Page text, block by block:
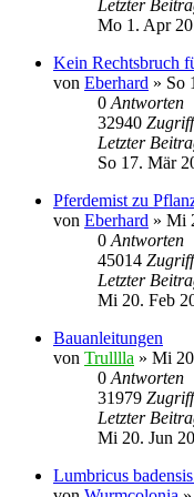
Letzter
Mo 1. Apr
Kein Rechtsbruch
von Eberhard » So
0 Antworten
32940
Letzter
So 17. Mär
Pferdemist zu
von Eberhard » Mi
0 Antworten
45014
Letzter
Mi 20. Feb
Bauanleitungen
von Trulllla » Mi
0 Antworten
31979
Letzter
Mi 20. Jun
Lumbricus